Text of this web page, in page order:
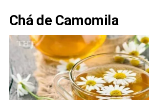
Chá de Camomila